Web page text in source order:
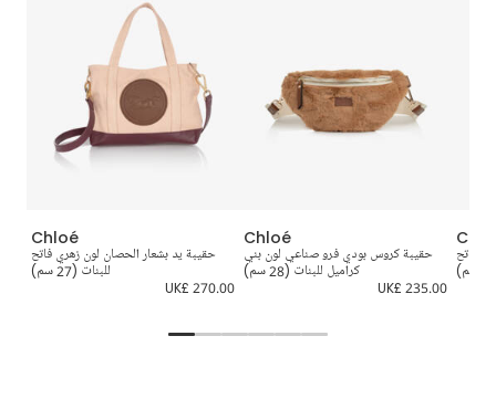
Chloé
حقيبة يد بشعار الحصان لون زهري فاتح
للبنات (27 سم)
UK£ 270.00
Chloé
حقيبة كروس بودي فرو صناعي لون بني
كراميل للبنات (28 سم)
UK£ 235.00
فاتح